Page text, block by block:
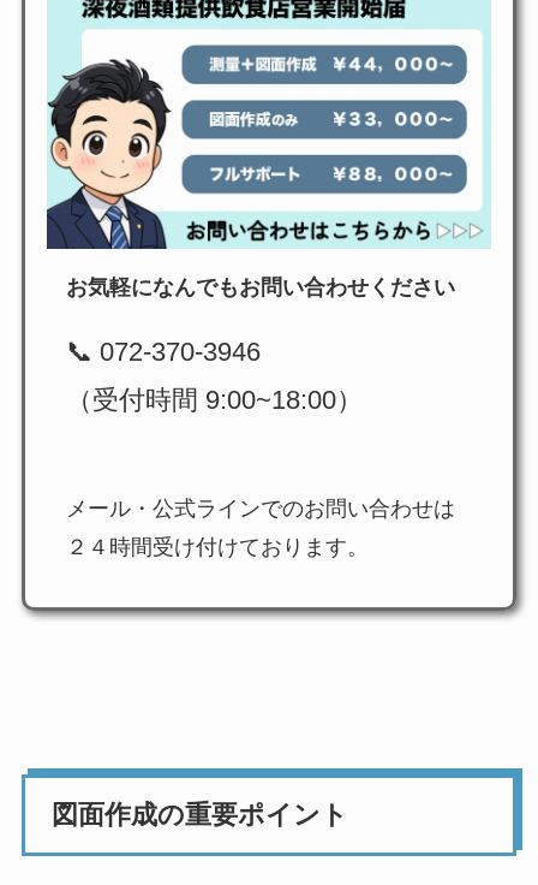
お気軽になんでもお問い合わせください
📞 072-370-3946
（受付時間 9:00~18:00）
メール・公式ラインでのお問い合わせは
２４時間受け付けております。
図面作成の重要ポイント